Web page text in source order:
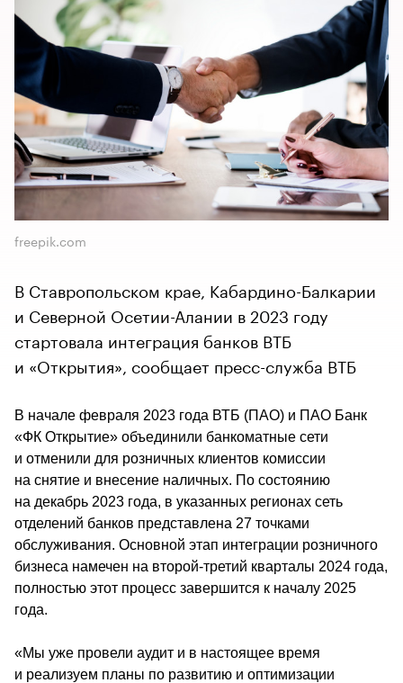
freepik.com
​​​​​​​В Ставропольском крае, Кабардино-Балкарии
и Северной Осетии-Алании в 2023 году
стартовала интеграция банков ВТБ
и «Открытия», сообщает пресс-служба ВТБ
В начале февраля 2023 года ВТБ (ПАО) и ПАО Банк
«ФК Открытие» объединили банкоматные сети
и отменили для розничных клиентов комиссии
на снятие и внесение наличных. По состоянию
на декабрь 2023 года, в указанных регионах сеть
отделений банков представлена 27 точками
обслуживания. Основной этап интеграции розничного
бизнеса намечен на второй-третий кварталы 2024 года,
полностью этот процесс завершится к началу 2025
года.
«Мы уже провели аудит и в настоящее время
и реализуем планы по развитию и оптимизации